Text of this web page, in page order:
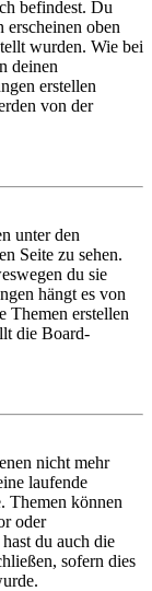
befindest. Du
erscheinen oben
wurden. Wie bei
deinen
erstellen
von der
unter den
Seite zu sehen.
du sie
hängt es von
Themen erstellen
die Board-
nicht mehr
laufende
Themen können
oder
du auch die
sofern dies